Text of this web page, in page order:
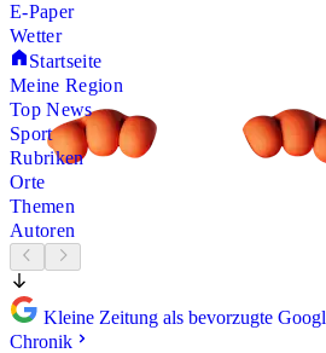
E-Paper
Wetter
Startseite
Meine Region
Top News
Sport
Rubriken
Orte
Themen
Autoren
Kleine Zeitung als bevorzugte
Chronik